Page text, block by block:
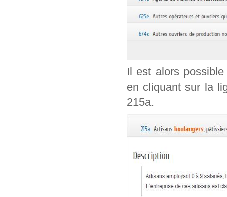
Il est alors
en cliquant sur la
215a.